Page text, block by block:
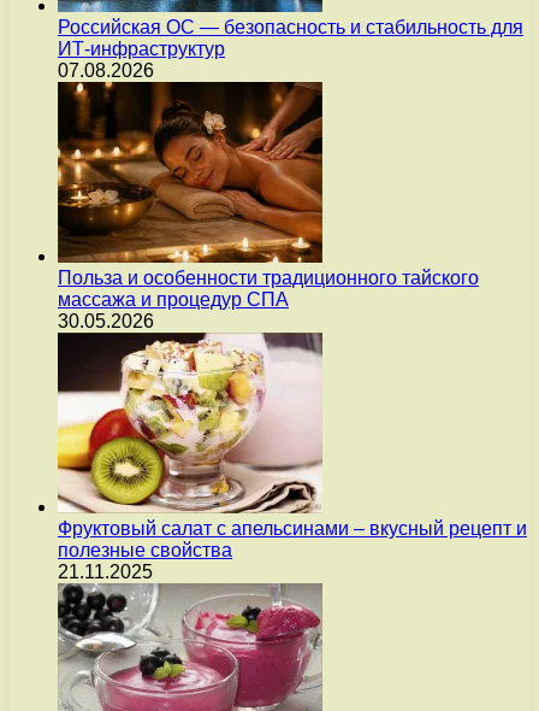
Российская ОС — безопасность и стабильность для
ИТ-инфраструктур
07.08.2026
Польза и особенности традиционного тайского
массажа и процедур СПА
30.05.2026
Фруктовый салат с апельсинами – вкусный рецепт и
полезные свойства
21.11.2025